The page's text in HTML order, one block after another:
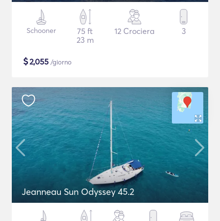
Schooner
75 ft
23 m
12 Crociera 3
$2,055 /giorno
Jeanneau Sun Odyssey 45.2